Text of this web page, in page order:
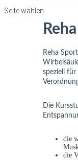
Seite wählen
Reha
speziell für
Die
die
die